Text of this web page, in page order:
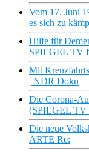
Vom 17. Juni
es sich zu
Hilfe für
SPIEGEL TV
Mit
| NDR Doku
Die Corona-
(SPIEGEL TV
Die neue
ARTE Re: